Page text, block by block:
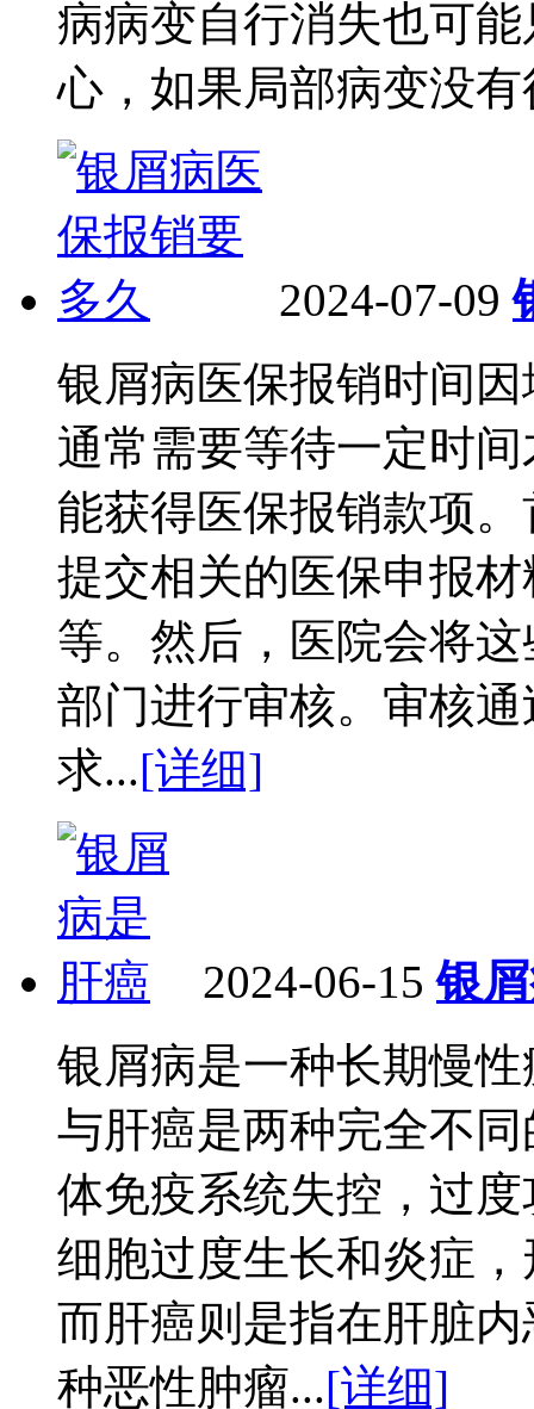
病病变自行消失也可
心，如果局部病变没有
2024-07-09
银屑病医保报销时间
通常需要等待一定时
能获得医保报销款项
提交相关的医保申报
等。然后，医院会将
部门进行审核。审核
求...[详细]
2024-06-15 银
银屑病是一种长期慢
与肝癌是两种完全不
体免疫系统失控，过
细胞过度生长和炎症
而肝癌则是指在肝脏
种恶性肿瘤...[详细]